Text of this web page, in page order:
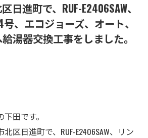
日進町で、RUF-E2406SAW、
、エコジョーズ、オート、
湯器交換工事をしました。
田です。
区日進町で、RUF-E2406SAW、リン